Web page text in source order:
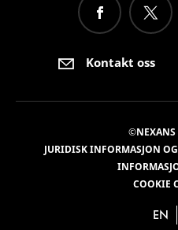
Kontakt oss
©NEXANS
JURIDISK INFORMASJON
COOKIE
EN